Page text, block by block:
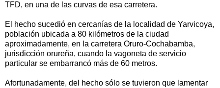
TFD, en una de las curvas de esa carretera.
El hecho sucedió en cercanías de la localidad de Yarvicoya,
población ubicada a 80 kilómetros de la ciudad
aproximadamente, en la carretera Oruro-Cochabamba,
jurisdicción orureña, cuando la vagoneta de servicio
particular se embarrancó más de 60 metros.
Afortunadamente, del hecho sólo se tuvieron que lamentar